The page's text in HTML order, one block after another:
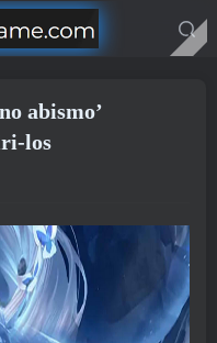
abismo’
los